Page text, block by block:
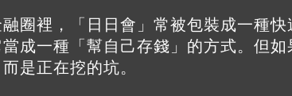
圈裡，「 日日會 」常被包裝成一種
成一種「幫自己存錢」的方式。但
是正在挖的坑。